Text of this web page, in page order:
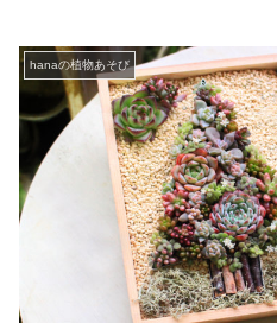
hanaの植物あそび